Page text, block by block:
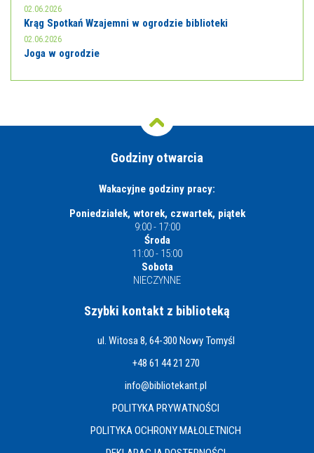
02.06.2026
Krąg Spotkań Wzajemni w ogrodzie biblioteki
02.06.2026
Joga w ogrodzie
Godziny otwarcia
Wakacyjne godziny pracy:
Poniedziałek, wtorek, czwartek, piątek
9:00 - 17:00
Środa
11:00 - 15:00
Sobota
NIECZYNNE
Szybki kontakt z biblioteką
ul. Witosa 8, 64-300 Nowy Tomyśl
+48 61 44 21 270
info@bibliotekant.pl
POLITYKA PRYWATNOŚCI
POLITYKA OCHRONY MAŁOLETNICH